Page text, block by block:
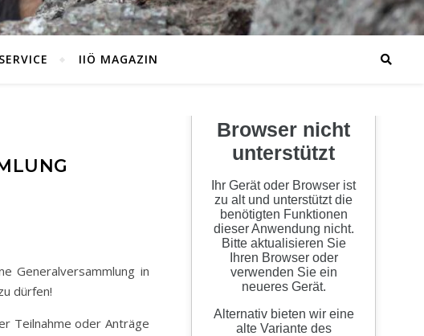
SERVICE IIÖ MAGAZIN
Generalversammlung in
dürfen!
Teilnahme oder Anträge